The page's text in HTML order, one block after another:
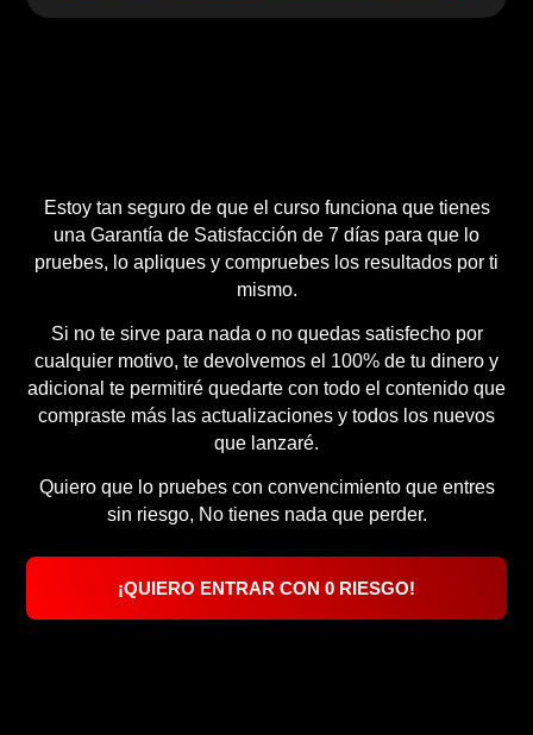
Estoy tan seguro de que el curso funciona que tienes
una Garantía de Satisfacción de 7 días para que lo
pruebes, lo apliques y compruebes los resultados por ti
mismo.
Si no te sirve para nada o no quedas satisfecho por
cualquier motivo, te devolvemos el 100% de tu dinero y
adicional te permitiré quedarte con todo el contenido que
compraste más las actualizaciones y todos los nuevos
que lanzaré.
Quiero que lo pruebes con convencimiento que entres
sin riesgo, No tienes nada que perder.
¡QUIERO ENTRAR CON 0 RIESGO!